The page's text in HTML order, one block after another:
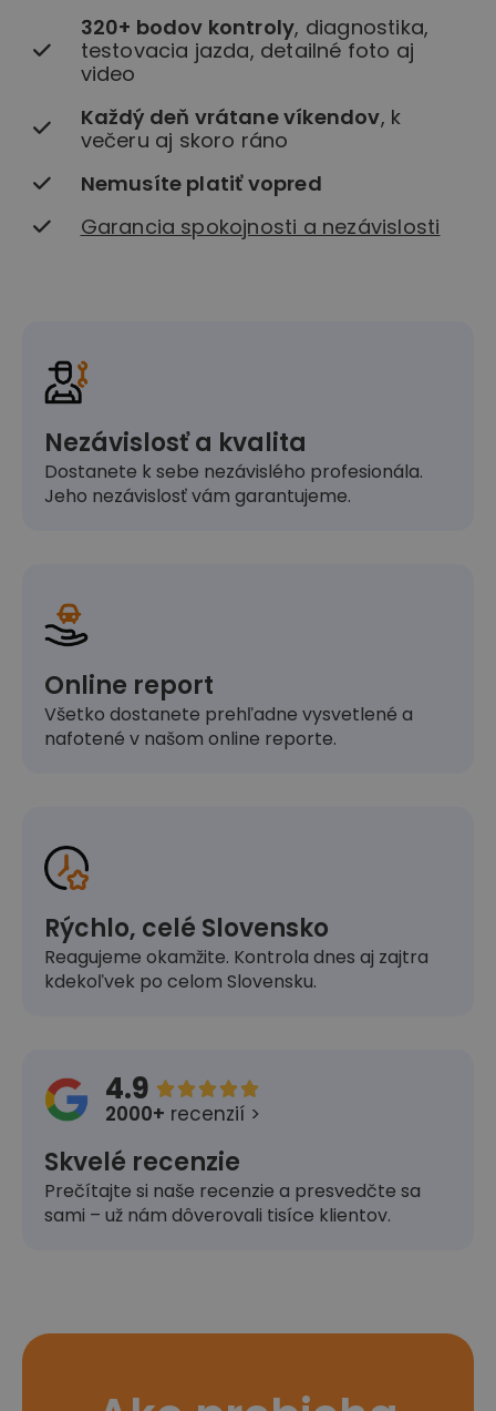
320+ bodov kontroly, diagnostika,
testovacia jazda, detailné foto aj
video
Každý deň vrátane víkendov, k
večeru aj skoro ráno
Nemusíte platiť vopred
Garancia spokojnosti a nezávislosti
Nezávislosť a kvalita
Dostanete k sebe nezávislého profesionála.
Jeho nezávislosť vám garantujeme.
Online report
Všetko dostanete prehľadne vysvetlené a
nafotené v našom online reporte.
Rýchlo, celé Slovensko
Reagujeme okamžite. Kontrola dnes aj zajtra
kdekoľvek po celom Slovensku.
4.9 
2000+ recenzií >
Skvelé recenzie
Prečítajte si naše recenzie a presvedčte sa
sami – už nám dôverovali tisíce klientov.